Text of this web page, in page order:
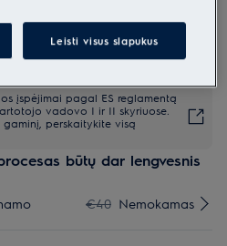
įspėjimai pagal ES reglamentą
vadovo I ir II skyriuose.
perskaitykite visą
būtų dar lengvesnis
€40 Nemokamas
Leisti visus slapukus